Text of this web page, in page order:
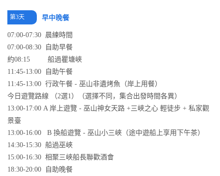
第3天 早中晚餐
07:00-07:30 晨練時間
07:00-08:30 自助早餐
約08:15 船過瞿塘峽
11:45-13:00 自助午餐
11:45-13:00 行政午餐 - 巫山非遺烤魚（岸上用餐）
今日遊覽路線 （2選1）（選擇不同，集合出發時間各異）
13:00-17:00 A 岸上遊覽 - 巫山神女天路 +三峽之心 輕徒步 + 私家觀
景臺
13:00-16:00 B 換船遊覽 - 巫山小三峽（途中遊船上享用下午茶）
14:30-15:30 船過巫峽
15:00-16:30 相聚三峽船長聯歡酒會
18:30-20:00 自助晚餐